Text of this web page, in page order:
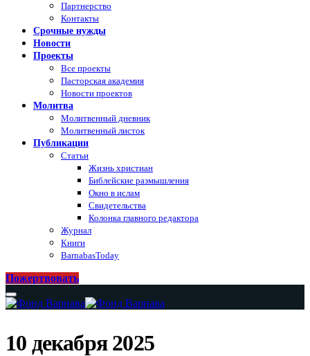
Партнерство
Контакты
Срочные нужды
Новости
Проекты
Все проекты
Пасторская академия
Новости проектов
Молитва
Молитвенный дневник
Молитвенный листок
Публикации
Статьи
Жизнь христиан
Библейские размышления
Окно в ислам
Свидетельства
Колонка главного редактора
Журнал
Книги
BarnabasToday
Пожертвовать
10 декабря 2025